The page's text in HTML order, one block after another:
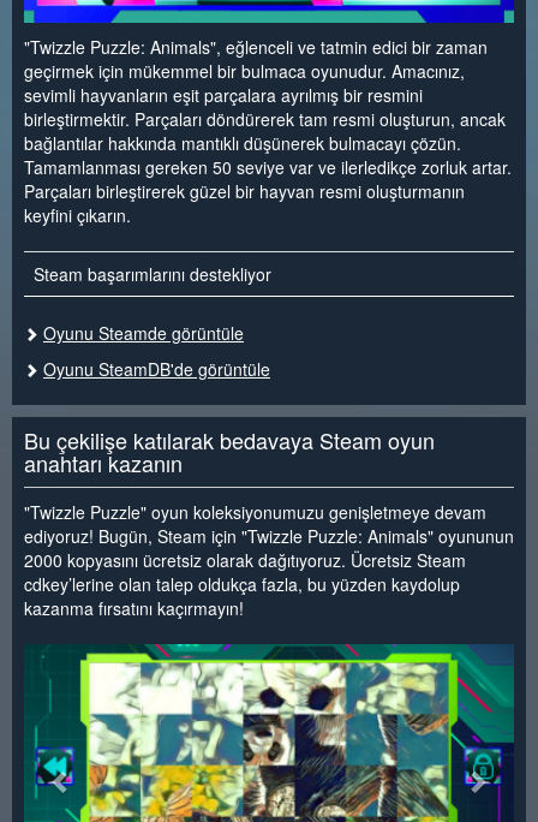
"Twizzle Puzzle: Animals", eğlenceli ve tatmin edici bir zaman
geçirmek için mükemmel bir bulmaca oyunudur. Amacınız,
sevimli hayvanların eşit parçalara ayrılmış bir resmini
birleştirmektir. Parçaları döndürerek tam resmi oluşturun, ancak
bağlantılar hakkında mantıklı düşünerek bulmacayı çözün.
Tamamlanması gereken 50 seviye var ve ilerledikçe zorluk artar.
Parçaları birleştirerek güzel bir hayvan resmi oluşturmanın
keyfini çıkarın.
Steam başarımlarını destekliyor
Oyunu Steamde görüntüle
Oyunu SteamDB'de görüntüle
Bu çekilişe katılarak bedavaya Steam oyun
anahtarı kazanın
"Twizzle Puzzle" oyun koleksiyonumuzu genişletmeye devam
ediyoruz! Bugün, Steam için "Twizzle Puzzle: Animals" oyununun
2000 kopyasını ücretsiz olarak dağıtıyoruz. Ücretsiz Steam
cdkey’lerine olan talep oldukça fazla, bu yüzden kaydolup
kazanma fırsatını kaçırmayın!
>